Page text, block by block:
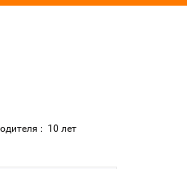
: 10 лет